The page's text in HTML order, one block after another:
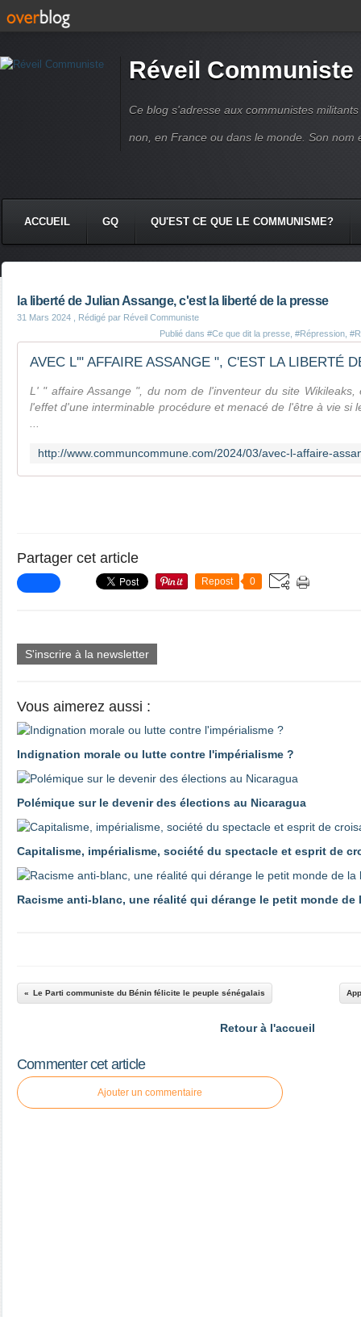
Réveil Communiste
Ce blog s'adresse aux communistes
non, en France ou dans le monde. Son nom
ACCUEIL GQ QU'EST CE QUE LE COMMUNISME?
la liberté de Julian Assange, c'est la liberté de la presse
31 Mars 2024 , Rédigé par Réveil Communiste
Publié dans #Ce que dit la presse #Répression
L' " affaire Assange ", du nom de l'inventeur du site Wikileaks,
l'effet d'une interminable procédure et menacé de l'être à vie si
Partager cet article
Repost 0
S'inscrire à la newsletter
Vous aimerez aussi :
Indignation morale ou lutte contre l'impérialisme ?
Polémique sur le devenir des élections au Nicaragua
Capitalisme, impérialisme, société du spectacle et esprit de
Racisme anti-blanc, une réalité qui dérange le petit monde
Le Parti communiste du Bénin félicite le peuple sénégalais
Retour à l'accueil
Commenter cet article
Ajouter un commentaire